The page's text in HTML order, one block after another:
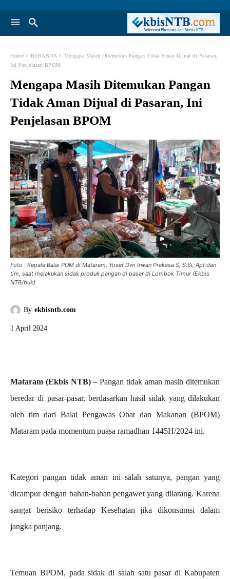
Home BERANDA
Mengapa Masih Ditemukan Pangan Tidak Aman Dijual di Pasaran,
Ini Penjelasan BPOM
Mengapa Masih Ditemukan Pangan
Tidak Aman Dijual di Pasaran, Ini
Penjelasan BPOM
Foto : Kepala Balai POM di Mataram, Yosef Dwi Irwan Prakasa S, S.Si, Apt dan
tim, saat melakukan sidak produk pangan di pasar di Lombok Timur (Ekbis
NTB/buk)
By ekbisntb.com
1 April 2024
Mataram (Ekbis NTB)– Pangan tidak aman masih ditemukan
beredar di pasar-pasar, berdasarkan hasil sidak yang dilakukan
oleh tim dari Balai Pengawas Obat dan Makanan (BPOM)
Mataram pada momentum puasa ramadhan 1445H/2024 ini.
Kategori pangan tidak aman ini salah satunya, pangan yang
dicampur dengan bahan-bahan pengawet yang dilarang. Karena
sangat berisiko terhadap Kesehatan jika dikonsumsi dalam
jangka panjang.
Temuan BPOM, pada sidak di salah satu pasar di Kabupaten